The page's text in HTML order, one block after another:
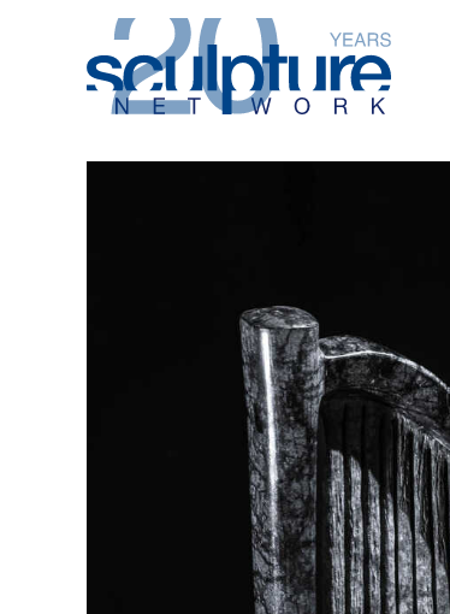
Skip to main content